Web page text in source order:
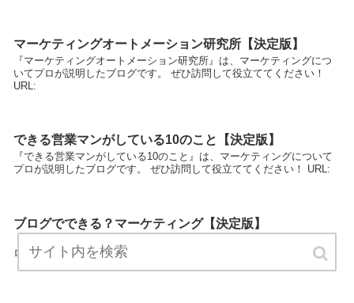
マーケティングオートメーション研究所【決定版】
『マーケティングオートメーション研究所』は、マーケティングにつ
いてプロが説明したブログです。 ぜひ訪問して役立ててください！
URL:
できる営業マンがしている10のこと【決定版】
『できる営業マンがしている10のこと』は、マーケティングについて
プロが説明したブログです。 ぜひ訪問して役立ててください！ URL:
ブログでできる？マーケティング【決定版】
ロが説明したブログです。 ぜひ訪問して役立ててください！ URL: